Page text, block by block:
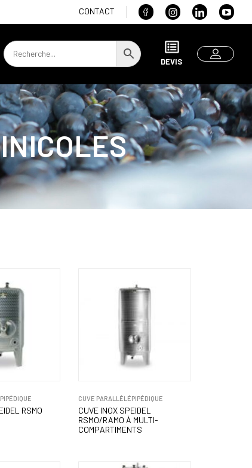
CONTACT
DEVIS
RSMO
CUVE PARALLÉLÉPIPÉDIQUE
CUVE INOX SPEIDEL
RSMO/RAMO À MULTI-
COMPARTIMENTS